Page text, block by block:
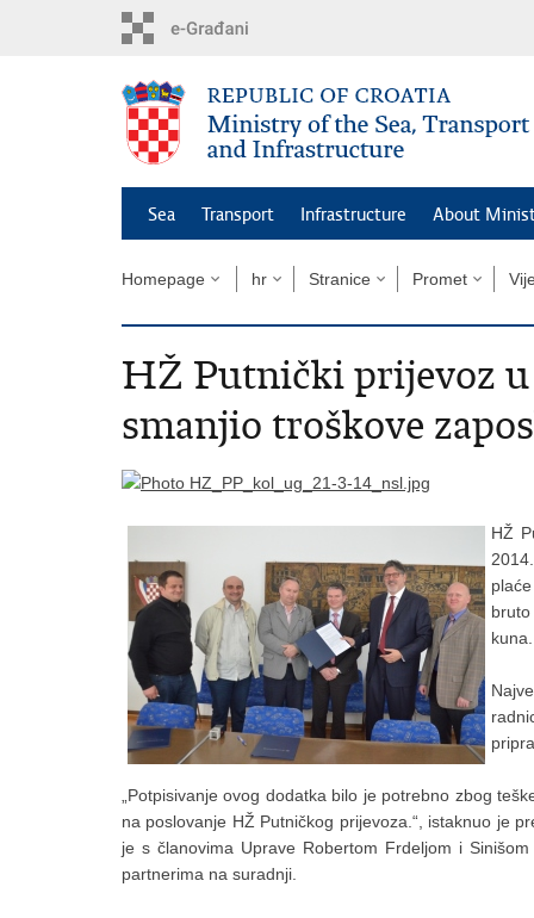
Sea Transport Infrastructure About
Homepage hr Stranice Promet
HŽ Putnički prijevoz
smanjio troškove
HŽ
kuna.
„Potpisivanje ovog dodatka bilo je potrebno zbog
na poslovanje HŽ Putničkog prijevoza.“, istaknuo je
je s članovima Uprave Robertom Frdeljom i
partnerima na suradnji.